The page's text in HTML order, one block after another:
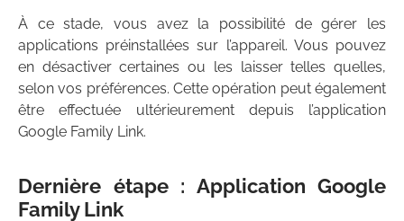
À ce stade, vous avez la possibilité de gérer les
applications préinstallées sur l’appareil. Vous pouvez
en désactiver certaines ou les laisser telles quelles,
selon vos préférences. Cette opération peut également
être effectuée ultérieurement depuis l’application
Google Family Link.
Dernière étape : Application Google
Family Link